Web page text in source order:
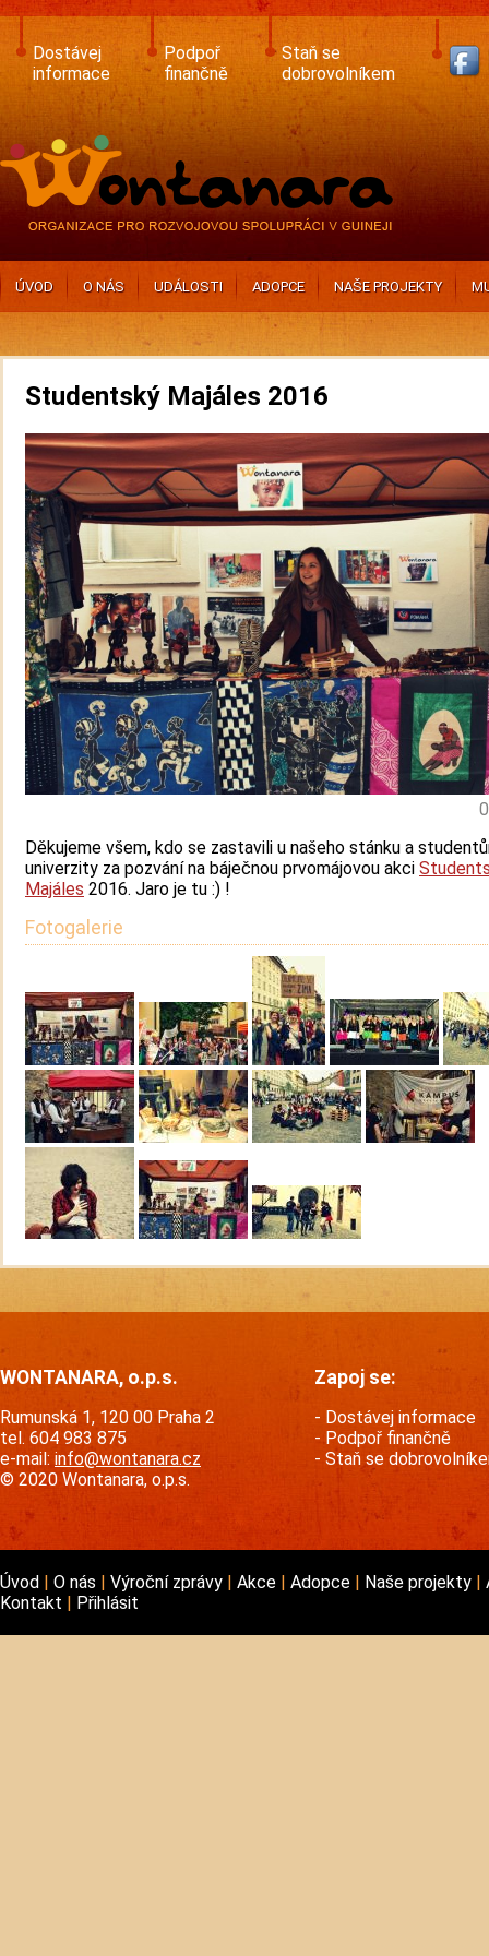
Skip
main
content
Dostávej
informace
Podpoř
finančně
Staň se
dobrovolníkem
ÚVOD O NÁS UDÁLOSTI ADOPCE NAŠE PROJEKTY
Studentský Majáles 2016
Děkujeme všem, kdo se zastavili u našeho stánku a
univerzity za pozvání na báječnou prvomájovou akci
Majáles 2016. Jaro je tu :) !
Fotogalerie
WONTANARA, o.p.s.
Rumunská 1, 120 00 Praha 2
tel. 604 983 875
e-mail: info@wontanara.cz
© 2020 Wontanara, o.p.s.
Zapoj se:
Dostávej informace
Podpoř finančně
Staň se
Úvod O nás Výroční zprávy Akce Adopce Naše projekty
Kontakt
Přihlásit